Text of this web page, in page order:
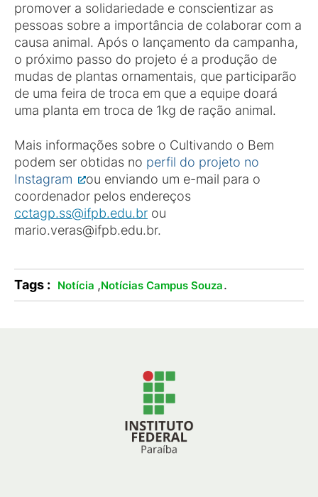
promover a solidariedade e conscientizar as
pessoas sobre a importância de colaborar com a
causa animal. Após o lançamento da campanha,
o próximo passo do projeto é a produção de
mudas de plantas ornamentais, que participarão
de uma feira de troca em que a equipe doará
uma planta em troca de 1kg de ração animal.
Mais informações sobre o Cultivando o Bem
podem ser obtidas no perfil do projeto no
Instagram
ou enviando um e-mail para o
coordenador pelos endereços
cctagp.ss@ifpb.edu.br ou
mario.veras@ifpb.edu.br.
Tags : Notícia ,Notícias Campus Souza.